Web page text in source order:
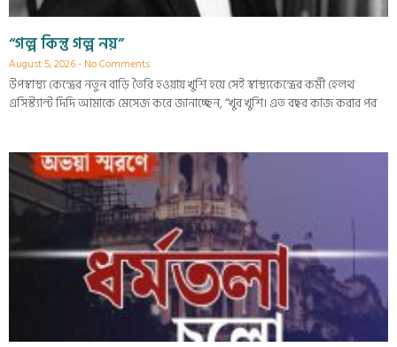
“গল্প কিন্তু গল্প নয়”
August 5, 2026 No Comments
উপস্বাস্থ্য কেন্দ্রের নতুন বাড়ি তৈরি হওয়ায় খুশি হয়ে সেই স্বাস্থ্যকেন্দ্রের কর্মী হেলথ
এসিস্ট্যান্ট দিদি আমাকে মেসেজ করে জানাচ্ছেন, “খুব খুশি। এত বছর কাজ করার পর